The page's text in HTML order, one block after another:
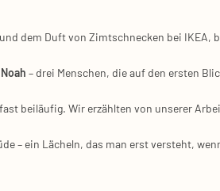
dem Duft von Zimt­schne­cken bei
– drei Men­schen, die auf den ers­ten
bei­läu­fig. Wir erzähl­ten von unse­rer
– ein Lächeln, das man erst ver­steht,